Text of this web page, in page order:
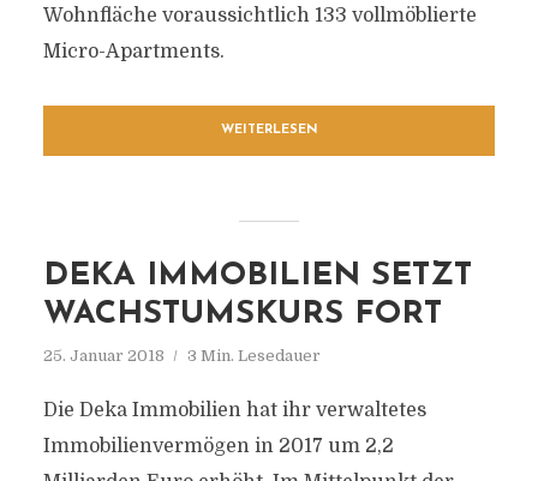
Wohnfläche voraussichtlich 133 vollmöblierte
Micro-Apartments.
WEITERLESEN
DEKA IMMOBILIEN SETZT
WACHSTUMSKURS FORT
25. Januar 2018 3 Min. Lesedauer
Die Deka Immobilien hat ihr verwaltetes
Immobilienvermögen in 2017 um 2,2